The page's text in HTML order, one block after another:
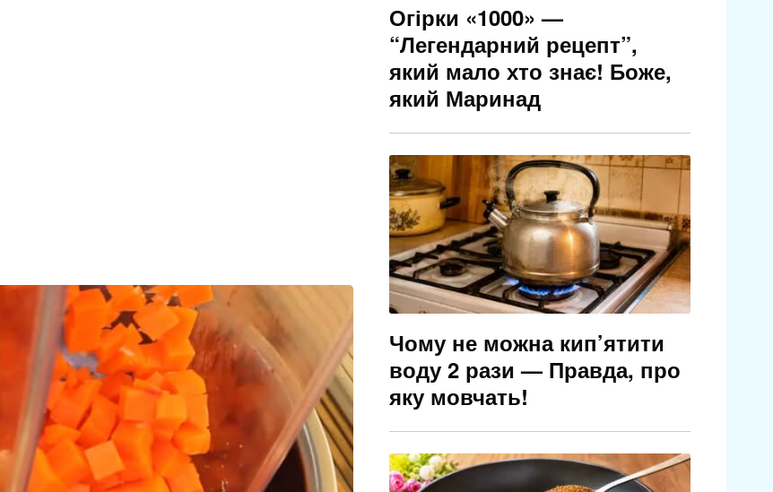
Огірки «1000» —
“Легендарний рецепт”,
який мало хто знає! Боже,
який Маринад
Чому не можна кип’ятити
воду 2 рази — Правда, про
яку мовчать!